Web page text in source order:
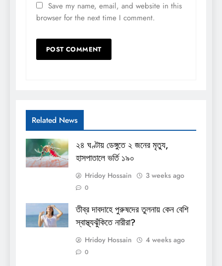
Save my name, email, and website in this
browser for the next time I comment.
Related News
২৪ ঘণ্টায় ডেঙ্গুতে ২ জনের মৃত্যু,
হাসপাতালে ভর্তি ১৯০
Hridoy Hossain 3 weeks ago
0
তীব্র দাবদাহে পুরুষদের তুলনায় কেন বেশি
স্বাস্থ্যঝুঁকিতে নারীরা?
Hridoy Hossain 4 weeks ago
0